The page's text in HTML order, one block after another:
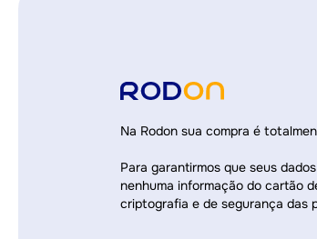
Na Rodon sua compra é
Para garantirmos que seus
nenhuma informação do cartão
criptografia e de segurança das